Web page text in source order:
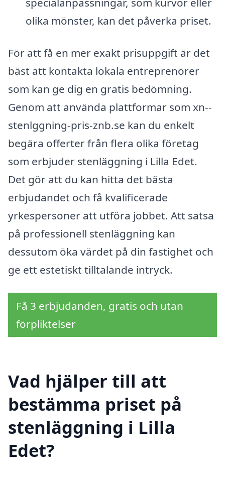
olika mönster, kan det påverka priset.
För att få en mer exakt prisuppgift är det
bäst att kontakta lokala entreprenörer
som kan ge dig en gratis bedömning.
Genom att använda plattformar som xn--
stenlggning-pris-znb.se kan du enkelt
begära offerter från flera olika företag
som erbjuder stenläggning i Lilla Edet.
Det gör att du kan hitta det bästa
erbjudandet och få kvalificerade
yrkespersoner att utföra jobbet. Att satsa
på professionell stenläggning kan
dessutom öka värdet på din fastighet och
ge ett estetiskt tilltalande intryck.
Få 3 erbjudanden, gratis och utan
förpliktelser
Vad hjälper till att
bestämma priset på
stenläggning i Lilla
Edet?